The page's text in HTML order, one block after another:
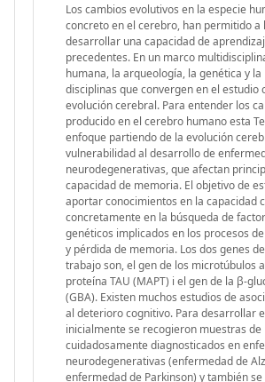
Los cambios evolutivos en la especie
concreto en el cerebro, han permitido a
desarrollar una capacidad de
precedentes. En un marco
humana, la arqueología, la genética y
disciplinas que convergen en el estudio
evolución cerebral. Para entender los
producido en el cerebro humano esta
enfoque partiendo de la evolución
vulnerabilidad al desarrollo de
neurodegenerativas, que afectan
capacidad de memoria. El objetivo de
aportar conocimientos en la capacidad
concretamente en la búsqueda de
genéticos implicados en los procesos
y pérdida de memoria. Los dos genes
trabajo son, el gen de los microtúbulos
proteína TAU (MAPT) i el gen de la β-
(GBA). Existen muchos estudios de
al deterioro cognitivo. Para desarrollar
inicialmente se recogieron muestras de
cuidadosamente diagnosticados en
neurodegenerativas (enfermedad de
enfermedad de Parkinson) y también